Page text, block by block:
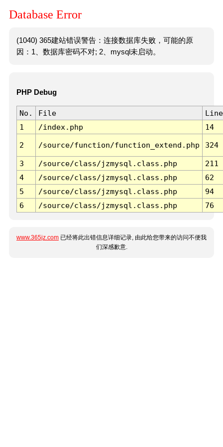
Database Error
(1040) 365建站错误警告：连接数据库失败，可能的原
因：1、数据库密码不对; 2、mysql未启动。
PHP Debug
No. File
Line
1
/index.php 14
2 /source/function/function_extend.php 324
3 /source/class/jzmysql.class.php
211
4
/source/class/jzmysql.class.php
62
5
/source/class/jzmysql.class.php
94
6
/source/class/jzmysql.class.php 76
www.365jz.com 已经将此出错信息详细记录, 由此给您带来的访问不便我
们深感歉意.